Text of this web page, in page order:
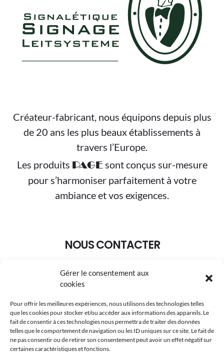
Gérer le consentement aux
cookies
Pour offrir les meilleures expériences, nous utilisons des technologies telles
que les cookies pour stocker et/ou accéder aux informations des appareils. Le
fait de consentir à ces technologies nous permettra de traiter des données
telles que le comportement de navigation ou les ID uniques sur ce site. Le fait de
ne pas consentir ou de retirer son consentement peut avoir un effet négatif sur
certaines caractéristiques et fonctions.
Créateur-fabricant, nous équipons depuis plus
de 20 ans les plus beaux établissements à
travers l’Europe.
Les produits PAGEsont conçus sur-mesure
pour s’harmoniser parfaitement à votre
ambiance et vos exigences.
NOUS CONTACTER
+33 (0)3.88.95.02.30
8A Rue du Maréchal Koenig 67210 OBERNAI